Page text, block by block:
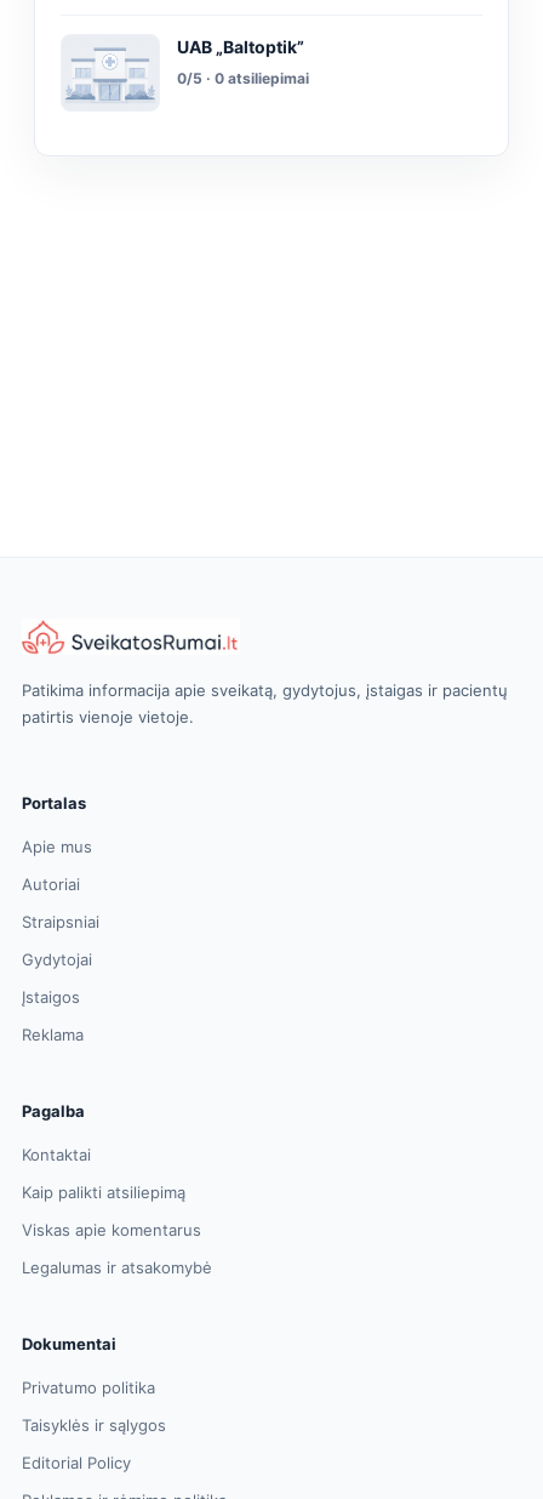
UAB „Baltoptik”
0/5 · 0 atsiliepimai
Patikima informacija apie sveikatą, gydytojus, įstaigas ir pacientų
patirtis vienoje vietoje.
Portalas
Apie mus
Autoriai
Straipsniai
Gydytojai
Įstaigos
Reklama
Pagalba
Kontaktai
Kaip palikti atsiliepimą
Viskas apie komentarus
Legalumas ir atsakomybė
Dokumentai
Privatumo politika
Taisyklės ir sąlygos
Editorial Policy